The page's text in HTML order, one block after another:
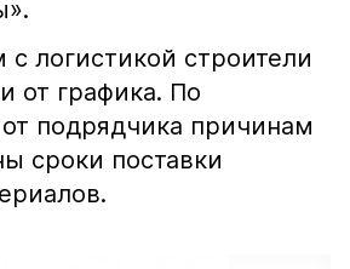
с логистикой строители
от графика. По
подрядчика причинам
сроки поставки